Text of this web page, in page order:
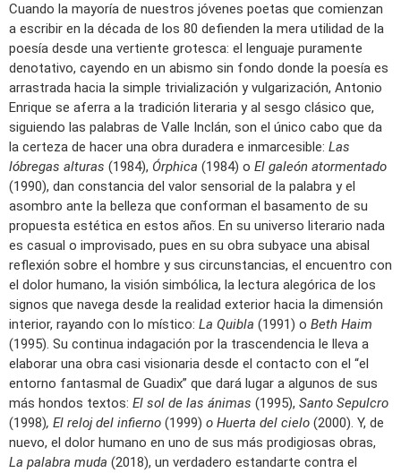
Cuando la mayoría de nuestros jóvenes poetas que comienzan
a escribir en la década de los 80 defienden la mera utilidad de la
poesía desde una vertiente grotesca: el lenguaje puramente
denotativo, cayendo en un abismo sin fondo donde la poesía es
arrastrada hacia la simple trivialización y vulgarización, Antonio
Enrique se aferra a la tradición literaria y al sesgo clásico que,
siguiendo las palabras de Valle Inclán, son el único cabo que da
la certeza de hacer una obra duradera e inmarcesible: Las
lóbregas alturas (1984), Órphica (1984) o El galeón atormentado
(1990), dan constancia del valor sensorial de la palabra y el
asombro ante la belleza que conforman el basamento de su
propuesta estética en estos años. En su universo literario nada
es casual o improvisado, pues en su obra subyace una abisal
reflexión sobre el hombre y sus circunstancias, el encuentro con
el dolor humano, la visión simbólica, la lectura alegórica de los
signos que navega desde la realidad exterior hacia la dimensión
interior, rayando con lo místico: La Quibla (1991) o Beth Haim
(1995). Su continua indagación por la trascendencia le lleva a
elaborar una obra casi visionaria desde el contacto con el “el
entorno fantasmal de Guadix” que dará lugar a algunos de sus
más hondos textos: El sol de las ánimas (1995), Santo Sepulcro
(1998), El reloj del infierno (1999) o Huerta del cielo (2000). Y, de
nuevo, el dolor humano en uno de sus más prodigiosas obras,
La palabra muda (2018), un verdadero estandarte contra el